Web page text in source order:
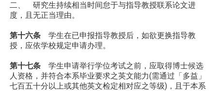
二、 研究生持续相当时间怠于与指导教授联系论文进
度，且无正当理由。
第十六条 学生在已申报指导教授后，如欲更换指导教
授，应依学校规定申请办理。
第十七条 学生申请举行学位考试之前，应取得博士候选
人资格，并符合本系毕业要求之英文能力(需通过「多益」
七百五十分以上或其他英文检定相对应之等级)，且于本系